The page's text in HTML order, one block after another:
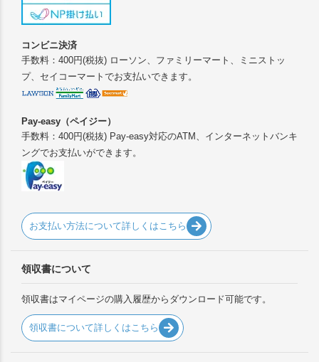
コンビニ決済
手数料：400円(税抜) ローソン、ファミリーマート、ミニストッ
プ、セイコーマートでお支払いできます。
Pay-easy（ペイジー）
手数料：400円(税抜) Pay-easy対応のATM、インターネットバンキ
ングでお支払いができます。
お支払い方法について詳しくはこちら
領収書について
領収書はマイページの購入履歴からダウンロード可能です。
領収書について詳しくはこちら